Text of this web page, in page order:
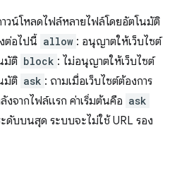
วน์โหลดไฟล์หลายไฟล์โดยอัตโนมัติ
ต่อไปนี้ allow : อนุญาตให้เว็บไซต์
มัติ block : ไม่อนุญาตให้เว็บไซต์
มัติ ask : ถามเมื่อเว็บไซต์ต้องการ
จากไฟล์แรก ค่าเริ่มต้นคือ ask
ดับบนสุด ระบบจะไม่ใช้ URL รอง